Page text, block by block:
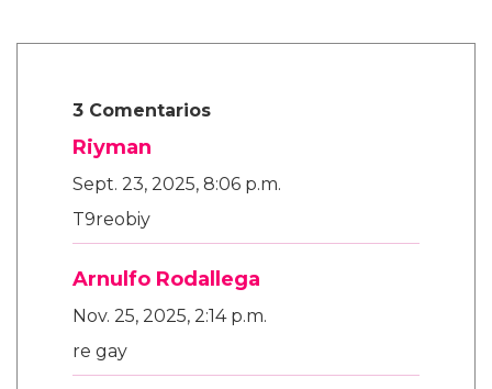
3 Comentarios
Riyman
Sept. 23, 2025, 8:06 p.m.
T9reobiy
Arnulfo Rodallega
Nov. 25, 2025, 2:14 p.m.
re gay